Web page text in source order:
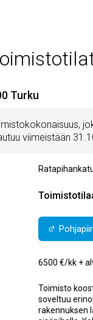
Turku
viimeistään
6500 €/kk +
Toimisto
soveltuu
rakennuksen